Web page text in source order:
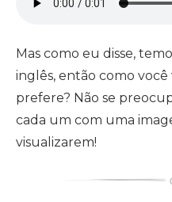
Mas como eu disse,
inglês, então como você
prefere? Não se
cada um com uma
visualizarem!